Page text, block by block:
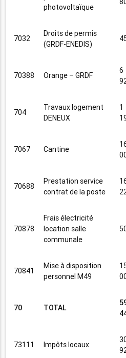
photovoltaïque
7032
Droits de permis
(GRDF-ENEDIS)
70388 Orange – GRDF
6
704
Travaux logement
DENEUX
1
7067 Cantine
70688
Prestation service
contrat de la poste
70878
Frais électricité
location salle
communale
70841
Mise à disposition
personnel M49
70 TOTAL
73111 Impôts locaux